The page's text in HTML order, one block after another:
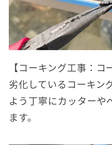
【コーキング工事：
劣化しているコーキン
よう丁寧にカッターや
ます。